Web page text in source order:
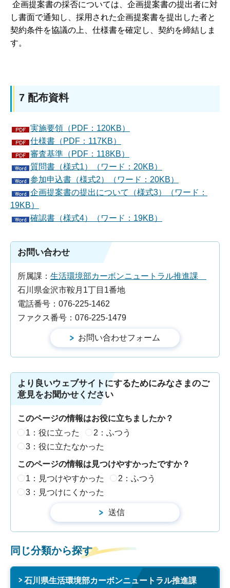
企画提案書の採否については、企画提案書の提出者に対
し書面で通知し、採用された企画提案書を提出した者と
契約条件を協議の上、仕様書を確定し、契約を締結しま
す。
7 配布資料
実施要領（PDF：120KB）
仕様書（PDF：117KB）
審査基準（PDF：118KB）
質問書（様式1）（ワード：20KB）
参加申込書（様式2）（ワード：20KB）
企画提案書の提出について（様式3）（ワード：
19KB）
確認書（様式4）（ワード：19KB）
お問い合わせ
所属課： 生活環境部カーボンニュートラル推進課
石川県金沢市鞍月1丁目1番地
電話番号：076-225-1462
ファクス番号：076-225-1479
より良いウェブサイトにするためにみなさまのご
意見をお聞かせください
このページの情報はお役に立ちましたか？
1：役に立った
2：ふつう
3：役に立たなかった
このページの情報は見つけやすかったですか？
1：見つけやすかった
2：ふつう
3：見つけにくかった
同じ分類から探す
石川県生活環境部カーボンニュートラル推進課